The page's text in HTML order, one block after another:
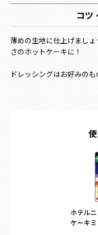
コツ
薄めの生地に仕上げまし
さのホットケーキに！
ドレッシングはお好みのも
ホテル
ケーキ